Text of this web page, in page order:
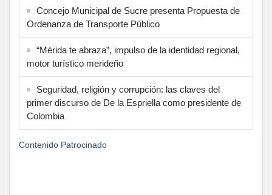
Concejo Municipal de Sucre presenta Propuesta de
Ordenanza de Transporte Público
“Mérida te abraza”, impulso de la identidad regional,
motor turístico merideño
Seguridad, religión y corrupción: las claves del
primer discurso de De la Espriella como presidente de
Colombia
Contenido Patrocinado